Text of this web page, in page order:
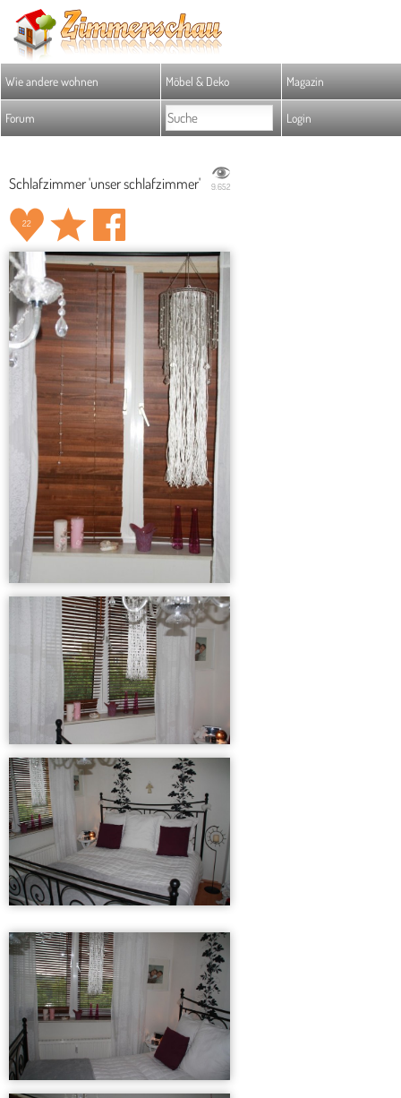
Wie andere wohnen Möbel & Deko Magazin
Forum Login
Schlafzimmer 'unser schlafzimmer' 9.652
22